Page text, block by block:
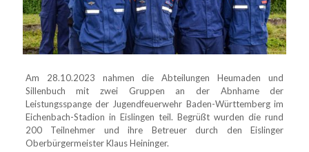
Am 28.10.2023 nahmen die Abteilungen Heumaden und
Sillenbuch mit zwei Gruppen an der Abnhame der
Leistungsspange der Jugendfeuerwehr Baden-Württemberg im
Eichenbach-Stadion in Eislingen teil. Begrüßt wurden die rund
200 Teilnehmer und ihre Betreuer durch den Eislinger
Oberbürgermeister Klaus Heininger.